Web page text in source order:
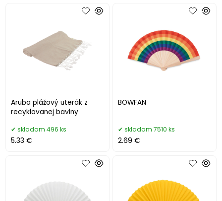
Aruba plážový uterák z
recyklovanej bavlny
skladom 496 ks
5.33 €
BOWFAN
skladom 7510 ks
2.69 €